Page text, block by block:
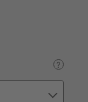
?